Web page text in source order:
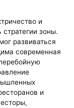
и
зоны.
развиваться
современная
и